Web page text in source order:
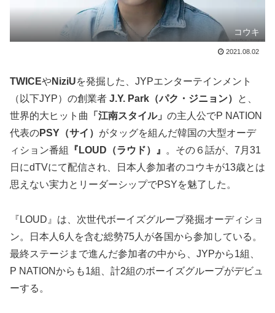
コウキ
2021.08.02
TWICEやNiziUを発掘した、JYPエンターテインメント
（以下JYP）の創業者 J.Y. Park（パク・ジニョン）
と、
世界的大ヒット曲
「江南スタイル」 の主人公でP NATION
代表のPSY（サイ） がタッグを組んだ韓国の大型オーデ
ィション番組
『LOUD（ラウド）』
。その６話が、7月31
日にdTVにて配信され、日本人参加者のコウキが13歳とは
思えない実力とリーダーシップでPSYを魅了した。
『LOUD』は、次世代ボーイズグループ発掘オーディショ
ン。日本人6人を含む総勢75人が各国から参加している。
最終ステージまで進んだ参加者の中から、JYPから1組、
P NATIONからも1組、計2組のボーイズグループがデビュ
ーする。